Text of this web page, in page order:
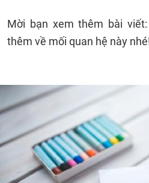
Mời bạn xem thêm bài viết:
thêm về mối quan hệ này